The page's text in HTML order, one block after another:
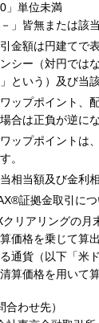
0」単位未満
－」皆無または該
金額は円建てで
シー（対円では
という）及び当
ップポイント、
合は正負が逆にな
ップポイントは
。
相当額及び金利
証拠金取引に
クリアリングの月
価格を乗じて算
通貨（以下「米
算価格を用いて
合わせ先）